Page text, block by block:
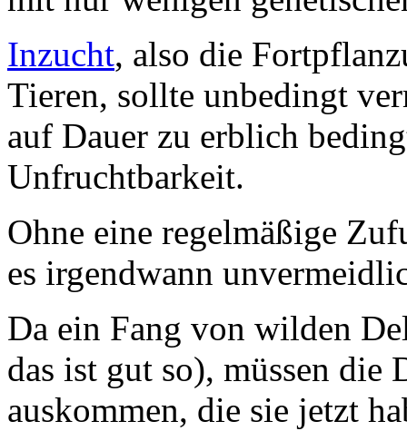
Inzucht, also die
Tieren, sollte unbedingt
auf Dauer zu erblich
Unfruchtbarkeit.
Ohne eine regelmäßige
es irgendwann
Da ein Fang von wilden
das ist gut so), müssen
auskommen, die sie jetzt